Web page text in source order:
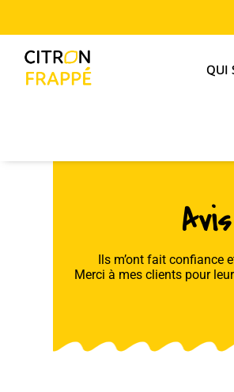
QUI
Ils m’ont fait confiance
Merci à mes clients pour